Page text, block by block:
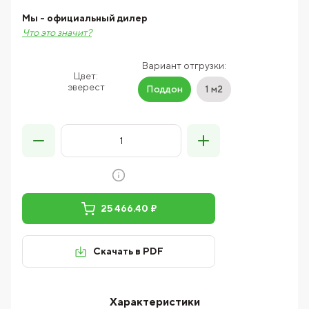
Цвет:
эверест
Вариант отгрузки:
Поддон 1 м2
Мы - официальный дилер
Что это значит?
25 466.40 ₽
Скачать в PDF
Характеристики